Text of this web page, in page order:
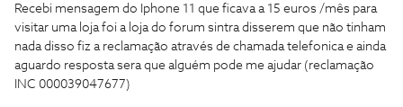
Recebi mensagem do Iphone 11 que ficava a 15 euros /mês para
visitar uma loja foi a loja do forum sintra disserem que não tinham
nada disso fiz a reclamação através de chamada telefonica e ainda
aguardo resposta sera que alguém pode me ajudar (reclamação
INC 000039047677)